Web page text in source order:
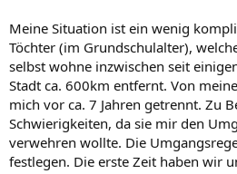
Meine Situation ist ein wenig
Töchter (im Grundschulalter),
selbst wohne inzwischen seit
Stadt ca. 600km entfernt. Von
mich vor ca. 7 Jahren getrennt. Zu
Schwierigkeiten, da sie mir den
verwehren wollte. Die
festlegen. Die erste Zeit haben wir